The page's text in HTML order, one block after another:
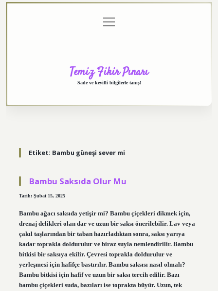
menüyü
aç
Temiz Fikir Pınarı
Sade ve keyifli bilgilerle tanış!
Etiket: Bambu güneşi sever mi
Bambu Saksıda Olur Mu
Tarih: Şubat 15, 2025
Bambu ağacı saksıda yetişir mi? Bambu çiçekleri dikmek için,
drenaj delikleri olan dar ve uzun bir saksı önerilebilir. Lav veya
çakıl taşlarından bir taban hazırladıktan sonra, saksı yarıya
kadar toprakla doldurulur ve biraz suyla nemlendirilir. Bambu
bitkisi bir saksıya ekilir. Çevresi toprakla doldurulur ve
yerleşmesi için hafifçe bastırılır. Bambu saksısı nasıl olmalı?
Bambu bitkisi için hafif ve uzun bir saksı tercih edilir. Bazı
bambu çiçekleri suda, bazıları ise toprakta büyür. Uzun, tek